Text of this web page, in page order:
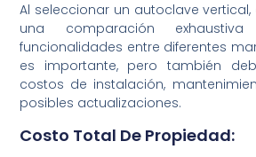
Al seleccionar un autoclave
una comparación
funcionalidades entre diferentes
es importante, pero también
costos de instalación,
posibles actualizaciones.
Costo Total De Propiedad: